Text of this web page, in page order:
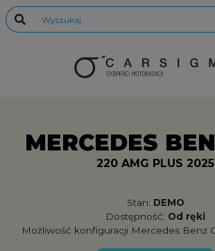
MERCEDES
220 AMG PLUS 2025
Stan: DEMO
Dostępność: Od ręki
Możliwość konfiguracji Mercedes Benz